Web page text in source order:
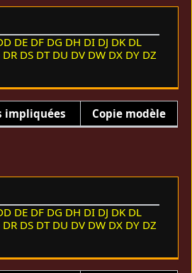
DE DF DG DH DI DJ DK DL
DR DS DT DU DV DW DX DY DZ
impliquées Copie modèle
DE DF DG DH DI DJ DK DL
DR DS DT DU DV DW DX DY DZ